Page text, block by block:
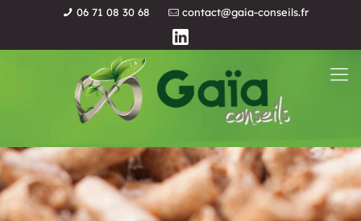
06 71 08 30 68 contact@gaia-conseils.fr